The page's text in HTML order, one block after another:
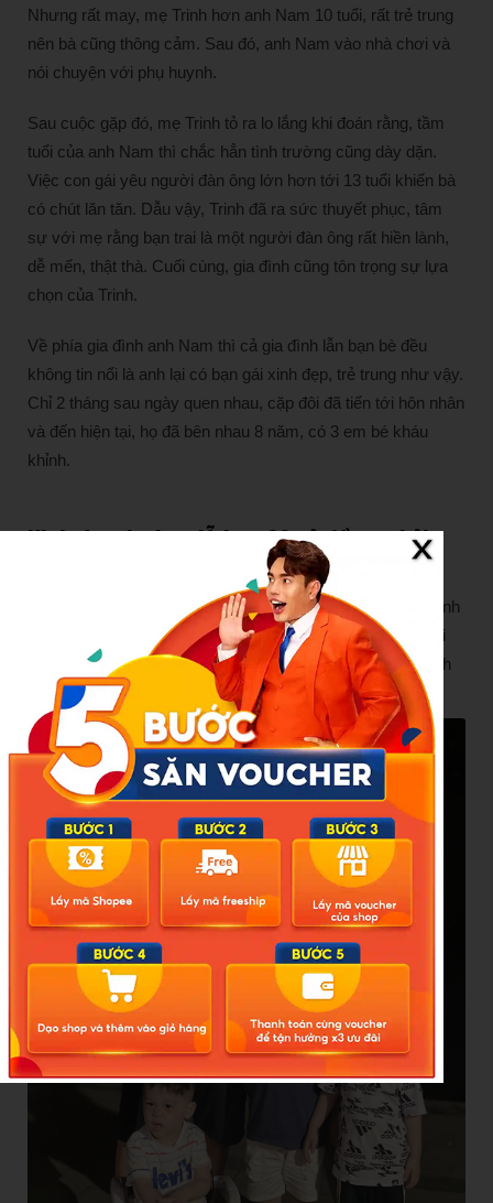
Nhưng rất may, mẹ Trinh hơn anh Nam 10 tuổi, rất trẻ trung
nên bà cũng thông cảm. Sau đó, anh Nam vào nhà chơi và
nói chuyện với phụ huynh.
Sau cuộc gặp đó, mẹ Trinh tỏ ra lo lắng khi đoán rằng, tầm
tuổi của anh Nam thì chắc hẳn tình trường cũng dày dặn.
Việc con gái yêu người đàn ông lớn hơn tới 13 tuổi khiến bà
có chút lăn tăn. Dẫu vậy, Trinh đã ra sức thuyết phục, tâm
sự với mẹ rằng bạn trai là một người đàn ông rất hiền lành,
dễ mến, thật thà. Cuối cùng, gia đình cũng tôn trọng sự lựa
chọn của Trinh.
Về phía gia đình anh Nam thì cả gia đình lẫn bạn bè đều
không tin nổi là anh lại có bạn gái xinh đẹp, trẻ trung như vậy.
Chỉ 2 tháng sau ngày quen nhau, cặp đôi đã tiến tới hôn nhân
và đến hiện tại, họ đã bên nhau 8 năm, có 3 em bé kháu
khỉnh.
Kinh doanh thua lỗ hơn 20 tỷ đồng, phải
Chia sẻ về cuộc sống hôn nhân, anh Nam bộc bạch gia đình
anh lúc nào cũng ngập tiếng cười bởi anh là một người hài
hước. Cuộc sống thì không tránh khỏi những lúc xích mích
nhưng vợ chồng anh chưa bao giờ cãi nhau to.